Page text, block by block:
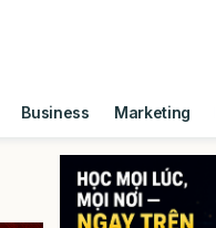
Business Marketing